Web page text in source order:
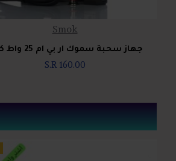
Smok
جهاز سحبة سموك ار بي ام 25 واط كيت
S.R 160.00